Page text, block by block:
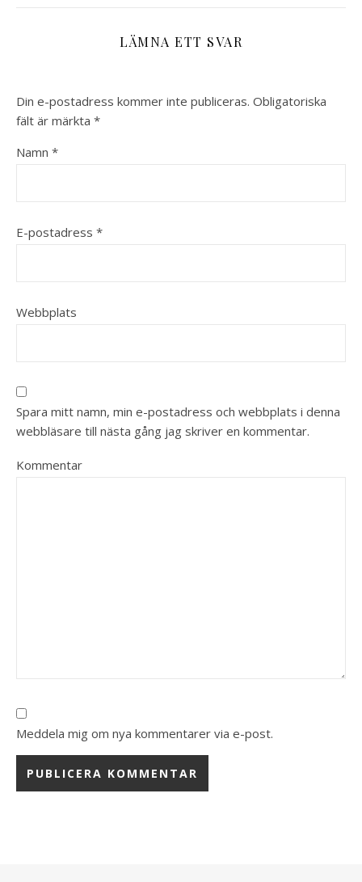
LÄMNA ETT SVAR
Din e-postadress kommer inte publiceras. Obligatoriska
fält är märkta *
Namn *
E-postadress *
Webbplats
Spara mitt namn, min e-postadress och webbplats i denna
webbläsare till nästa gång jag skriver en kommentar.
Kommentar
Meddela mig om nya kommentarer via e-post.